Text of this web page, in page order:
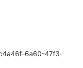
6a60-47f3-